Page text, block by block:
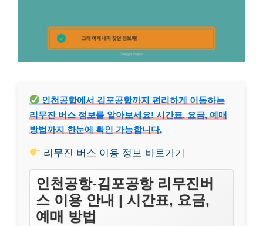
인천공항에서 김포공항까지 편리하게 이동하는
리무진 버스 정보를 알아보세요! 시간표, 요금, 예매
방법까지 한눈에 확인 가능합니다.
리무진 버스 이용 정보 바로가기
인천공항-김포공항 리무진버
스 이용 안내 | 시간표, 요금,
예매 방법